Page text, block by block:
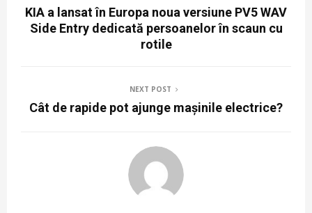
KIA a lansat în Europa noua versiune PV5 WAV
Side Entry dedicată persoanelor în scaun cu
rotile
NEXT POST
Cât de rapide pot ajunge mașinile electrice?